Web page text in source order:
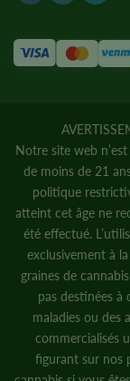
Notre site web
de moins de 21
politique
atteint cet âge ne
été effectué.
exclusivement à
graines de
pas destinées à
maladies ou des
commercialisés
figurant sur nos